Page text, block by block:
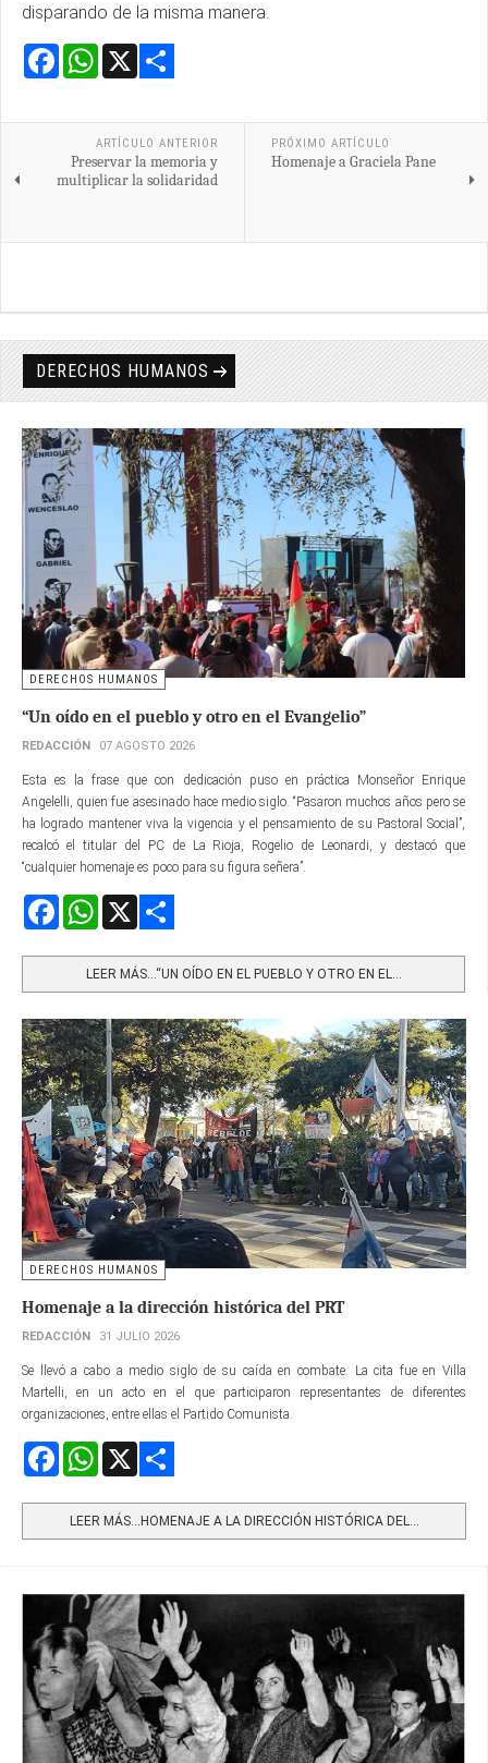
disparando de la misma manera.
Facebook
WhatsApp
ARTÍCULO ANTERIOR
Preservar la memoria y
multiplicar la solidaridad
PRÓXIMO ARTÍCULO
Homenaje a Graciela Pane
DERECHOS HUMANOS
DERECHOS HUMANOS
“Un oído en el pueblo y otro en el Evangelio”
REDACCIÓN 07 AGOSTO 2026
Esta es la frase que con dedicación puso en práctica Monseñor Enrique
Angelelli, quien fue asesinado hace medio siglo. “Pasaron muchos años pero se
ha logrado mantener viva la vigencia y el pensamiento de su Pastoral Social”,
recalcó el titular del PC de La Rioja, Rogelio de Leonardi, y destacó que
“cualquier homenaje es poco para su figura señera”.
FacebookWhatsApp
LEER MÁS…“UN OÍDO EN EL PUEBLO Y OTRO EN EL...
DERECHOS HUMANOS
Homenaje a la dirección histórica del PRT
REDACCIÓN 31 JULIO 2026
Se llevó a cabo a medio siglo de su caída en combate. La cita fue en Villa
Martelli, en un acto en el que participaron representantes de diferentes
organizaciones, entre ellas el Partido Comunista.
FacebookWhatsApp
LEER MÁS…HOMENAJE A LA DIRECCIÓN HISTÓRICA DEL...